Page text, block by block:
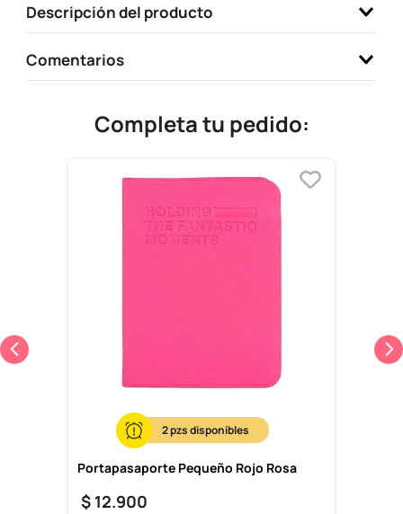
Descripción del producto
Comentarios
Completa tu pedido:
2
Portapasaporte Pequeño Rojo Rosa
$ 12.900
9.
llaveros
10. one piece